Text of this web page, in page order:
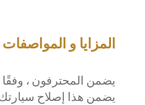
المزايا و المواصفات
يضمن المحترفون ، وفقًا